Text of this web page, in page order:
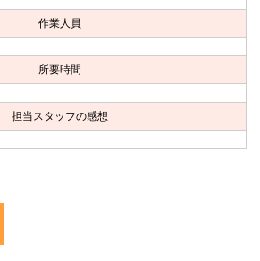
お問い合わせ
会社概要
キャンペーン
作業人員
所要時間
担当スタッフの感想